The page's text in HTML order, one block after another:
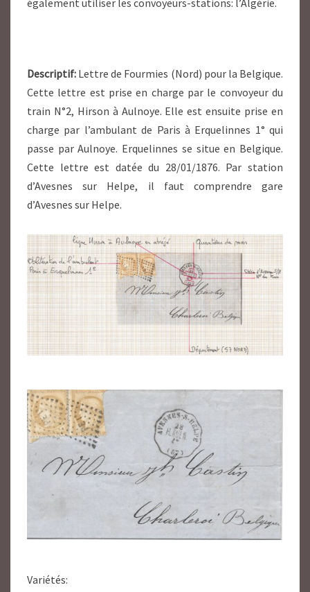
également utiliser les convoyeurs-stations: l’Algérie.
Descriptif: Lettre de Fourmies (Nord) pour la Belgique.
Cette lettre est prise en charge par le convoyeur du
train N°2, Hirson à Aulnoye. Elle est ensuite prise en
charge par l’ambulant de Paris à Erquelinnes 1° qui
passe par Aulnoye. Erquelinnes se situe en Belgique.
Cette lettre est datée du 28/01/1876. Par station
d’Avesnes sur Helpe, il faut comprendre gare
d’Avesnes sur Helpe.
Variétés: